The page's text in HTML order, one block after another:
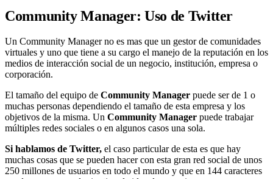
Community Manager: Uso de Twitter
Un Community Manager no es mas que un gestor de comunidades
virtuales y uno que tiene a su cargo el manejo de la reputación en los
medios de interacción social de un negocio, institución, empresa o
corporación.
El tamaño del equipo de Community Manager puede ser de 1 o
muchas personas dependiendo el tamaño de esta empresa y los
objetivos de la misma. Un Community Manager puede trabajar
múltiples redes sociales o en algunos casos una sola.
Si hablamos de Twitter, el caso particular de esta es que hay
muchas cosas que se pueden hacer con esta gran red social de unos
250 millones de usuarios en todo el mundo y que en 144 caracteres